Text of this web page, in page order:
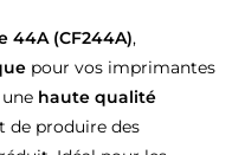
44A (CF244A),
pour vos imprimantes
haute qualité
de produire des